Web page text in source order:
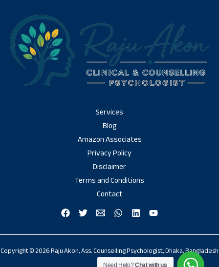
Services
Blog
Amazon Associates
Privacy Policy
Disclaimer
Terms and Conditions
Contact
Copyright © 2026 Raju Akon, Ass. Counselling Psychologist, Dhaka, Bangladesh
Need Help?Chat with us